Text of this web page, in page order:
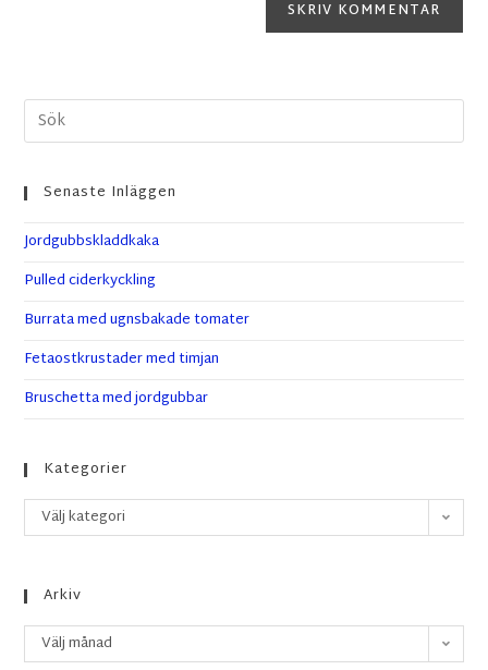
Senaste Inläggen
Jordgubbskladdkaka
Pulled ciderkyckling
Burrata med ugnsbakade tomater
Fetaostkrustader med timjan
Bruschetta med jordgubbar
Kategorier
Välj kategori
Arkiv
Välj månad